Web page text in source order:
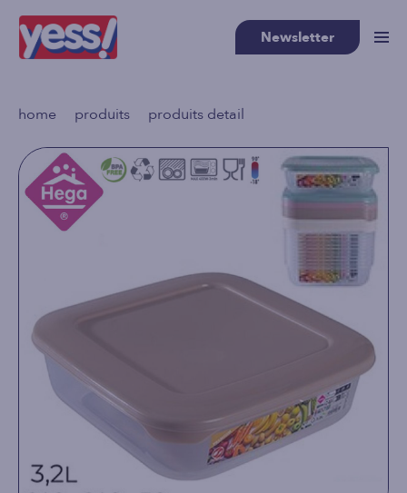
Newsletter
home produits produits detail